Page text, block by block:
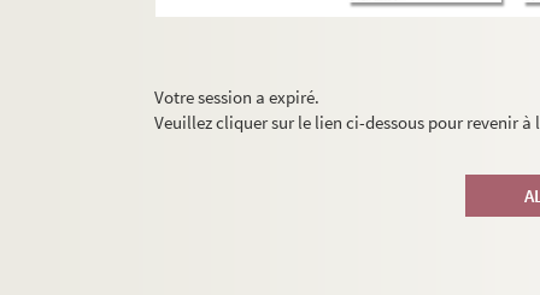
Votre session a expiré.
Veuillez cliquer sur le lien ci-dessous pour revenir